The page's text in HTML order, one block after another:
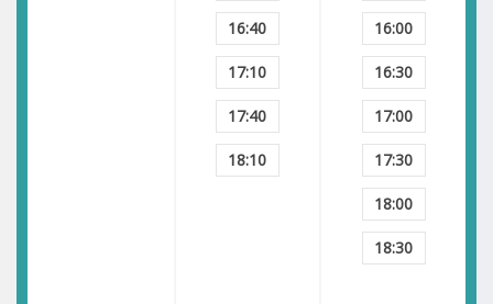
16:40
17:10
17:40
18:10
16:00
16:30
17:00
17:30
18:00
18:30